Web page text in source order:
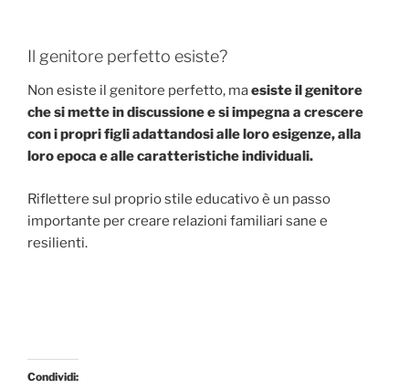
Il genitore perfetto esiste?
Non esiste il genitore perfetto, maesiste il genitore
che si mette in discussione e si impegna a crescere
con i propri figli adattandosi alle loro esigenze, alla
loro epoca e alle caratteristiche individuali.
Riflettere sul proprio stile educativo è un passo
importante per creare relazioni familiari sane e
resilienti.
Condividi: